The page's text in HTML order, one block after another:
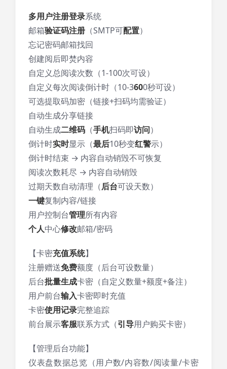
多用户注册登录系统
邮箱验证码注册 （SMTP可配置）
忘记密码邮箱找回
创建阅后即焚内容
自定义总阅读次数（1-100次可设）
自定义每次阅读倒计时（10-3600秒可设）
可选提取码加密（链接+扫码均需验证）
自动生成分享链接
自动生成二维码 （手机扫码即访问）
倒计时实时显示（最后10秒变红警示）
倒计时结束 → 内容自动销毁不可恢复
阅读次数耗尽 → 内容自动销毁
过期天数自动清理（后台可设天数）
一键复制内容/链接
用户控制台管理所有内容
个人中心修改邮箱/密码
【卡密充值系统】
注册赠送免费额度（后台可设数量）
后台批量生成卡密（自定义数量+额度+备注）
用户前台输入卡密即时充值
卡密使用记录完整追踪
前台展示客服联系方式（引导用户购买卡密）
【管理后台功能】
仪表盘数据总览（用户数/内容数/阅读量/卡密